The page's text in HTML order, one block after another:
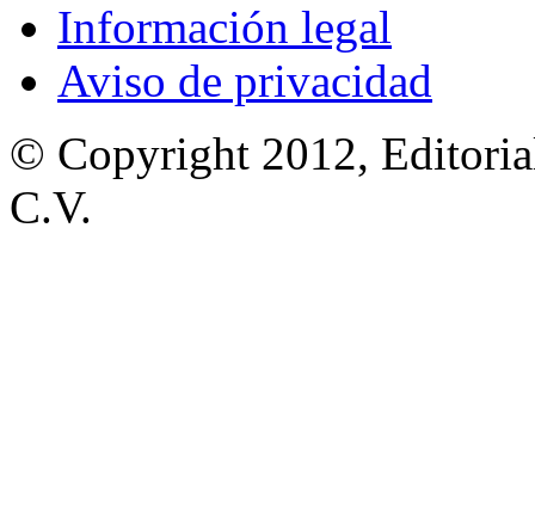
Información legal
Aviso de privacidad
© Copyright 2012,
C.V.